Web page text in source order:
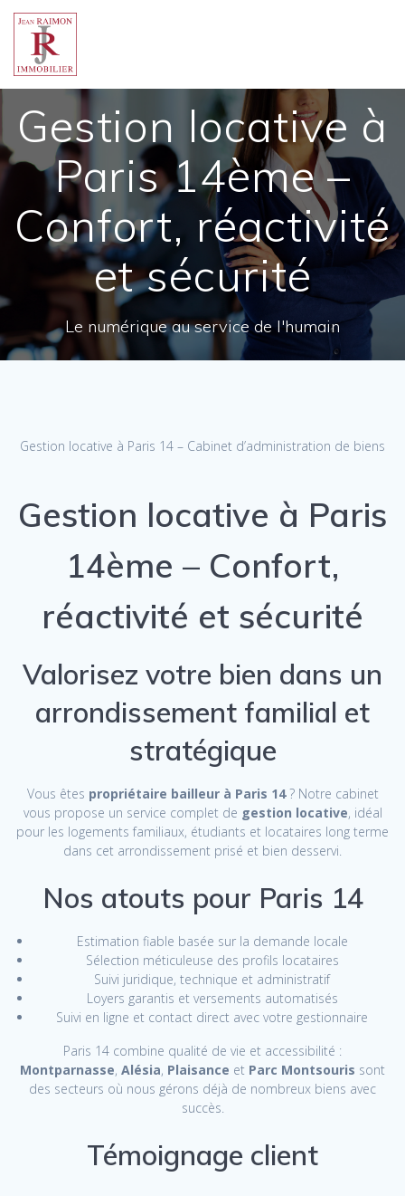
Gestion locative à
Paris 14ème –
Confort, réactivité
et sécurité
Le numérique au service de l'humain
Gestion locative à Paris 14 – Cabinet d’administration de biens
Gestion locative à Paris
14ème – Confort,
réactivité et sécurité
Valorisez votre bien dans un
arrondissement familial et
stratégique
Vous êtes propriétaire bailleur à Paris 14? Notre cabinet
vous propose un service complet de gestion locative, idéal
pour les logements familiaux, étudiants et locataires long terme
dans cet arrondissement prisé et bien desservi.
Nos atouts pour Paris 14
Estimation fiable basée sur la demande locale
Sélection méticuleuse des profils locataires
Suivi juridique, technique et administratif
Loyers garantis et versements automatisés
Suivi en ligne et contact direct avec votre gestionnaire
Paris 14 combine qualité de vie et accessibilité :
Montparnasse, Alésia, Plaisance et Parc Montsouris sont
des secteurs où nous gérons déjà de nombreux biens avec
succès.
Témoignage client